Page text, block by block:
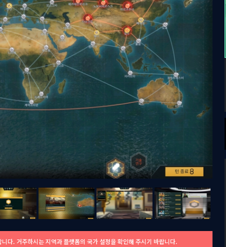
다. 거주하시는 지역과 플랫폼의 국가 설정을 확인해 주시기 바랍니다.